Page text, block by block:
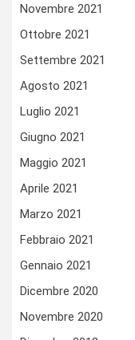
Novembre 2021
Ottobre 2021
Settembre 2021
Agosto 2021
Luglio 2021
Giugno 2021
Maggio 2021
Aprile 2021
Marzo 2021
Febbraio 2021
Gennaio 2021
Dicembre 2020
Novembre 2020